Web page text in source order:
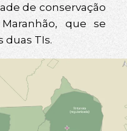
de conservação
que se
duas TIs.